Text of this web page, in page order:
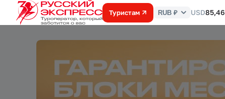
Туристам
Курс
валют
RUB ₽ USD85,46